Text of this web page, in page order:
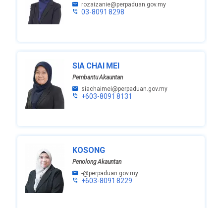
rozaizanie@perpaduan.gov.my
03-8091 8298
SIA CHAI MEI
Pembantu Akauntan
siachaimei@perpaduan.gov.my
+603-8091 8131
KOSONG
Penolong Akauntan
-@perpaduan.gov.my
+603-8091 8229